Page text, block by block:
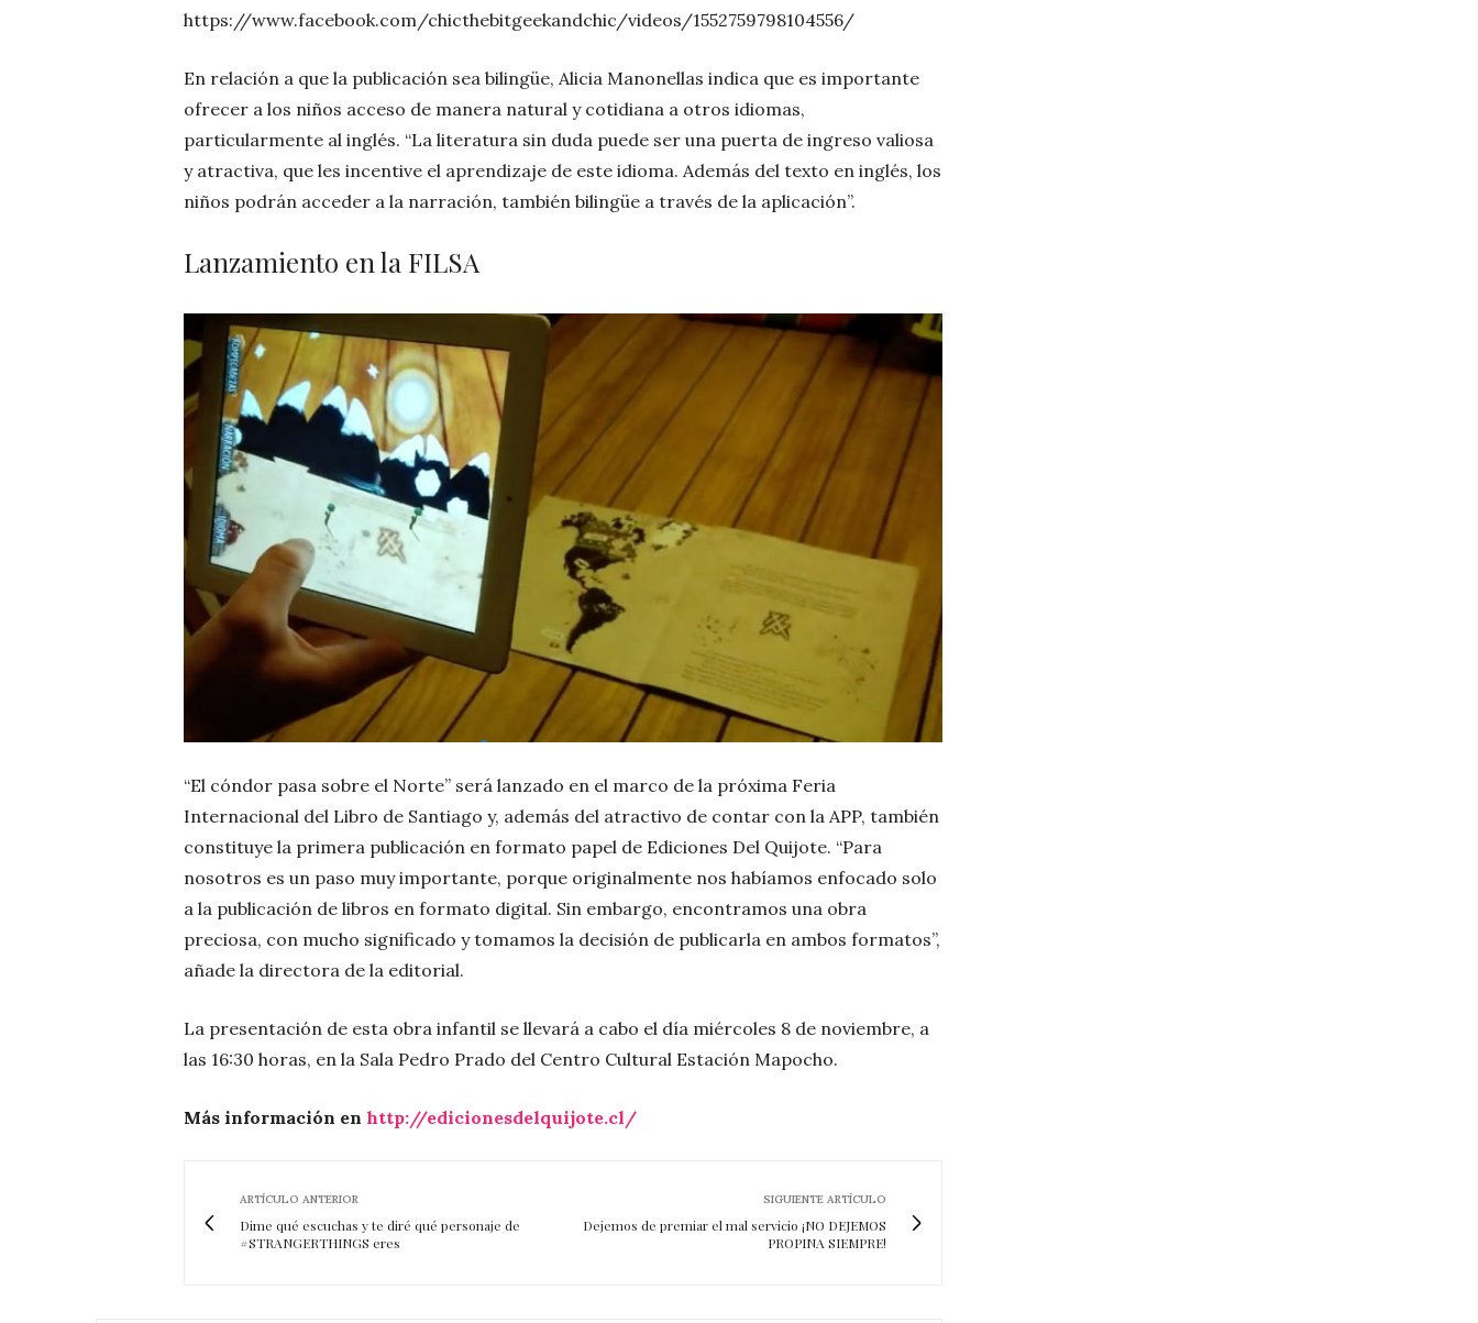
https://www.facebook.com/chicthebitgeekandchic/videos/1552759798104556/
En relación a que la publicación sea bilingüe, Alicia Manonellas indica que es importante
ofrecer a los niños acceso de manera natural y cotidiana a otros idiomas,
particularmente al inglés. “La literatura sin duda puede ser una puerta de ingreso valiosa
y atractiva, que les incentive el aprendizaje de este idioma. Además del texto en inglés, los
niños podrán acceder a la narración, también bilingüe a través de la aplicación”.
Lanzamiento en la FILSA
“El cóndor pasa sobre el Norte” será lanzado en el marco de la próxima Feria
Internacional del Libro de Santiago y, además del atractivo de contar con la APP, también
constituye la primera publicación en formato papel de Ediciones Del Quijote. “Para
nosotros es un paso muy importante, porque originalmente nos habíamos enfocado solo
a la publicación de libros en formato digital. Sin embargo, encontramos una obra
preciosa, con mucho significado y tomamos la decisión de publicarla en ambos formatos”,
añade la directora de la editorial.
La presentación de esta obra infantil se llevará a cabo el día miércoles 8 de noviembre, a
las 16:30 horas, en la Sala Pedro Prado del Centro Cultural Estación Mapocho.
Más información en http://edicionesdelquijote.cl/
ARTÍCULO ANTERIOR
Dime qué escuchas y te diré qué personaje de
#STRANGERTHINGS eres
SIGUIENTE ARTÍCULO
Dejemos de premiar el mal servicio ¡NO DEJEMOS
PROPINA SIEMPRE!